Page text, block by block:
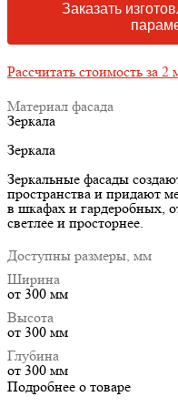
Заказать
Рассчитать стоимость за
Материал фасада
Зеркала
Зеркала
Зеркальные фасады
пространства и придают
в шкафах и гардеробных,
светлее и просторнее.
Доступны размеры, мм
Ширина
от 300 мм
Высота
от 300 мм
Глубина
от 300 мм
Подробнее о товаре